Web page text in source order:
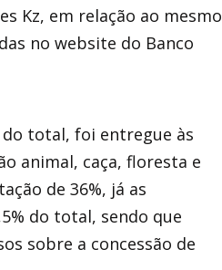
Kz, em relação ao mesmo
no website do Banco
do total, foi entregue às
animal, caça, floresta e
de 36%, já as
do total, sendo que
sobre a concessão de